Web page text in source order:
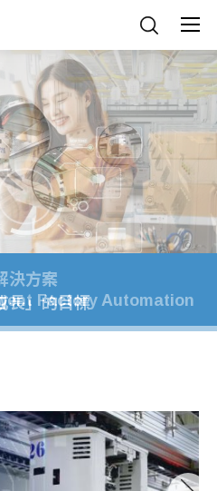
長」的目標
決方案
Factory Automation